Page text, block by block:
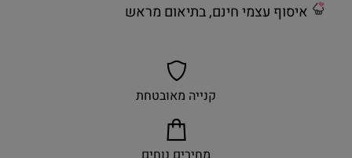
איסוף עצמי חינם, בתיאום מראש
קנייה מאובטחת